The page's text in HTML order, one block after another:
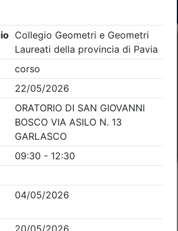
Geometri
programma dal7/8/2026
iCal Feed RSS